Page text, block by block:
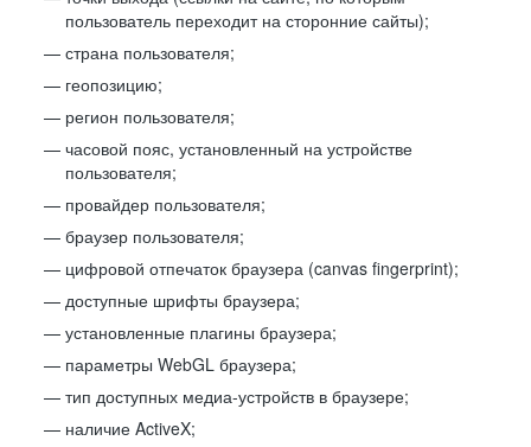
пользователь переходит на сторонние сайты);
страна пользователя;
геопозицию;
регион пользователя;
часовой пояс, установленный на устройстве
пользователя;
провайдер пользователя;
браузер пользователя;
цифровой отпечаток браузера (canvas fingerprint);
доступные шрифты браузера;
установленные плагины браузера;
параметры WebGL браузера;
тип доступных медиа-устройств в браузере;
наличие ActiveX;